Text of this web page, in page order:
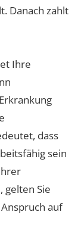
Danach zahlt
Ihre
dass
sein
gelten Sie
auf